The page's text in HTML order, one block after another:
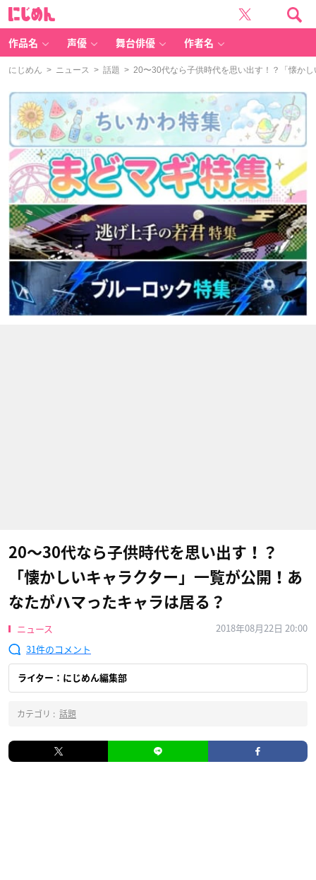
作品名 声優 舞台俳優 作者名
にじめん > ニュース > 話題 > 20〜30代なら子供時代を思い出す！？「懐か
20〜30代なら子供時代を思い出す！？
「懐かしいキャラクター」一覧が公開！あ
なたがハマったキャラは居る？
ニュース
2018年08月22日 20:00
31
ライター：にじめん編集部
カテゴリ : 話題